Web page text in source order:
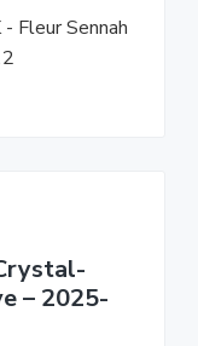
Fleur Sennah
– 2025-